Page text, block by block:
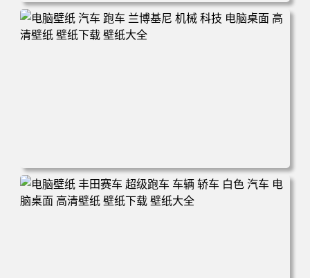
电脑壁纸 机甲 科幻 机械 战斗 游戏 电脑桌面 高清壁纸 壁纸
下载 壁纸大全
电脑壁纸 汽车 跑车 兰博基尼 机械 科技 电脑桌面 高清壁纸
壁纸下载 壁纸大全